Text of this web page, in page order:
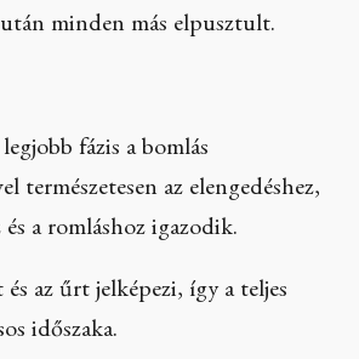
minden más elpusztult.
fázis a bomlás
természetesen az elengedéshez,
és a romláshoz igazodik.
az űrt jelképezi, így a teljes
időszaka.